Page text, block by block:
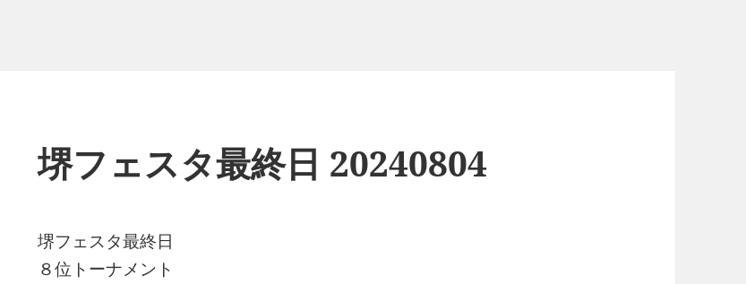
堺フェスタ最終日 20240804
堺フェスタ最終日
８位トーナメント